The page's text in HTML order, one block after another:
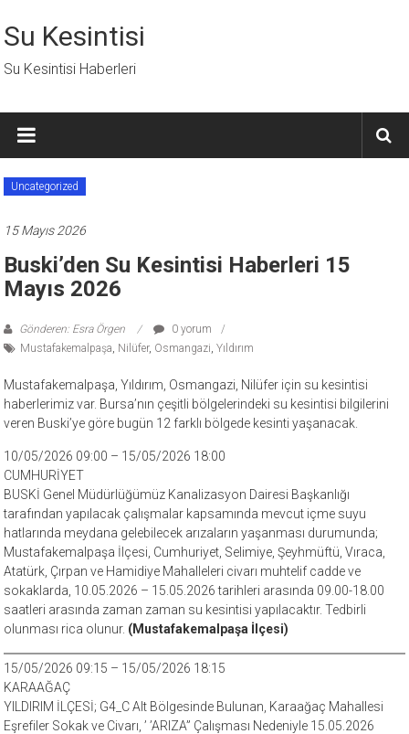
geç
Su Kesintisi
Su Kesintisi Haberleri
Uncategorized
15 Mayıs 2026
Buski’den Su Kesintisi Haberleri 15
Mayıs 2026
Gönderen: Esra Örgen
0 yorum
Mustafakemalpaşa, Nilüfer, Osmangazi,Yıldırım
Mustafakemalpaşa, Yıldırım, Osmangazi, Nilüfer için su kesintisi
haberlerimiz var. Bursa’nın çeşitli bölgelerindeki su kesintisi bilgilerini
veren Buski’ye göre bugün 12 farklı bölgede kesinti yaşanacak.
10/05/2026 09:00 – 15/05/2026 18:00
CUMHURİYET
BUSKİ Genel Müdürlüğümüz Kanalizasyon Dairesi Başkanlığı
tarafından yapılacak çalışmalar kapsamında mevcut içme suyu
hatlarında meydana gelebilecek arızaların yaşanması durumunda;
Mustafakemalpaşa İlçesi, Cumhuriyet, Selimiye, Şeyhmüftü, Vıraca,
Atatürk, Çırpan ve Hamidiye Mahalleleri civarı muhtelif cadde ve
sokaklarda, 10.05.2026 – 15.05.2026 tarihleri arasında 09.00-18.00
saatleri arasında zaman zaman su kesintisi yapılacaktır. Tedbirli
olunması rica olunur. (Mustafakemalpaşa İlçesi)
15/05/2026 09:15 – 15/05/2026 18:15
KARAAĞAÇ
YILDIRIM İLÇESİ; G4_C Alt Bölgesinde Bulunan, Karaağaç Mahallesi
Eşrefiler Sokak ve Civarı, ’ ’ARIZA” Çalışması Nedeniyle 15.05.2026